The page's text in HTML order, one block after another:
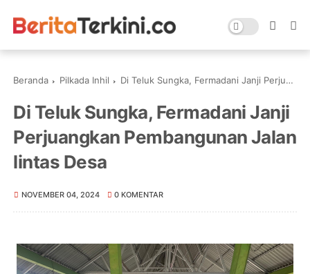
Beranda Pilkada Inhil Di Teluk Sungka, Fermadani Janji Perjuangkan Pembangunan Jalan lintas Desa
Di Teluk Sungka, Fermadani Janji
Perjuangkan Pembangunan Jalan
lintas Desa
NOVEMBER 04, 2024 0 KOMENTAR